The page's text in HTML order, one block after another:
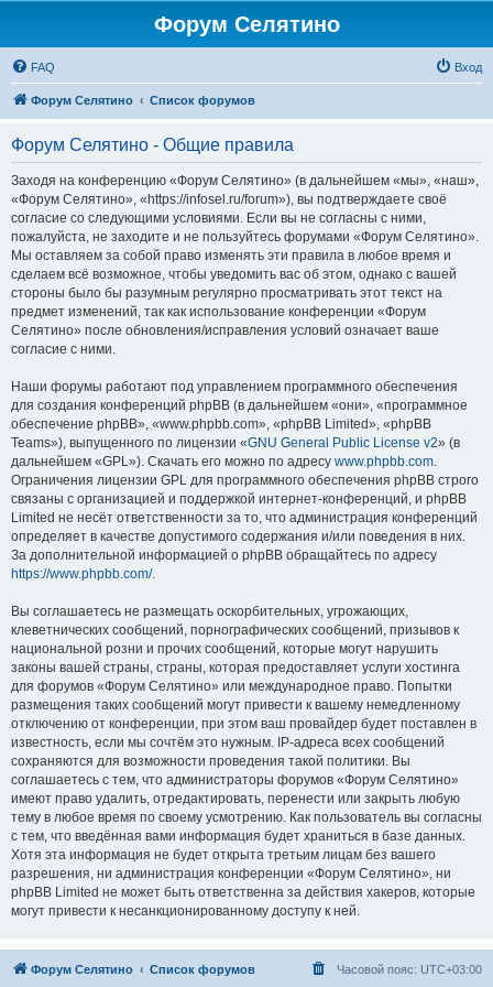
Форум Селятино
FAQ Вход
Форум Селятино Список форумов
Форум Селятино - Общие правила
Заходя на конференцию «Форум Селятино» (в дальнейшем «мы», «наш»,
«Форум Селятино», «https://infosel.ru/forum»), вы подтверждаете своё
согласие со следующими условиями. Если вы не согласны с ними,
пожалуйста, не заходите и не пользуйтесь форумами «Форум Селятино».
Мы оставляем за собой право изменять эти правила в любое время и
сделаем всё возможное, чтобы уведомить вас об этом, однако с вашей
стороны было бы разумным регулярно просматривать этот текст на
предмет изменений, так как использование конференции «Форум
Селятино» после обновления/исправления условий означает ваше
согласие с ними.
Наши форумы работают под управлением программного обеспечения
для создания конференций phpBB (в дальнейшем «они», «программное
обеспечение phpBB», «www.phpbb.com», «phpBB Limited», «phpBB
Teams»), выпущенного по лицензии «GNU General Public License v2» (в
дальнейшем «GPL»). Скачать его можно по адресу www.phpbb.com.
Ограничения лицензии GPL для программного обеспечения phpBB строго
связаны с организацией и поддержкой интернет-конференций, и phpBB
Limited не несёт ответственности за то, что администрация конференций
определяет в качестве допустимого содержания и/или поведения в них.
За дополнительной информацией о phpBB обращайтесь по адресу
https://www.phpbb.com/.
Вы соглашаетесь не размещать оскорбительных, угрожающих,
клеветнических сообщений, порнографических сообщений, призывов к
национальной розни и прочих сообщений, которые могут нарушить
законы вашей страны, страны, которая предоставляет услуги хостинга
для форумов «Форум Селятино» или международное право. Попытки
размещения таких сообщений могут привести к вашему немедленному
отключению от конференции, при этом ваш провайдер будет поставлен в
известность, если мы сочтём это нужным. IP-адреса всех сообщений
сохраняются для возможности проведения такой политики. Вы
соглашаетесь с тем, что администраторы форумов «Форум Селятино»
имеют право удалить, отредактировать, перенести или закрыть любую
тему в любое время по своему усмотрению. Как пользователь вы согласны
с тем, что введённая вами информация будет храниться в базе данных.
Хотя эта информация не будет открыта третьим лицам без вашего
разрешения, ни администрация конференции «Форум Селятино», ни
phpBB Limited не может быть ответственна за действия хакеров, которые
могут привести к несанкционированному доступу к ней.
Форум Селятино Список форумов Часовой пояс: UTC+03:00